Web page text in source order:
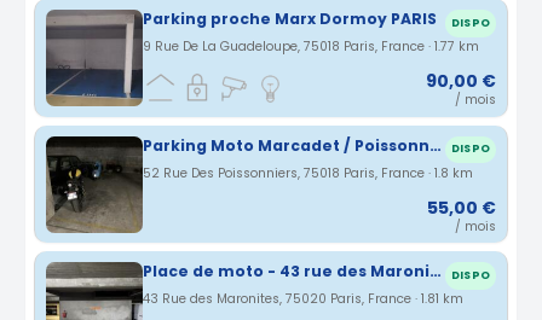
Parking proche Marx Dormoy PARIS DISPO
9 Rue De La Guadeloupe, 75018 Paris, France · 1.77 km
90,00 €
/ mois
Parking Moto Marcadet / Poissonniers DISPO
52 Rue Des Poissonniers, 75018 Paris, France · 1.8 km
55,00 €
/ mois
Place de moto - 43 rue des Maronites (20eme) – Parking sécurisé DISPO
43 Rue des Maronites, 75020 Paris, France · 1.81 km